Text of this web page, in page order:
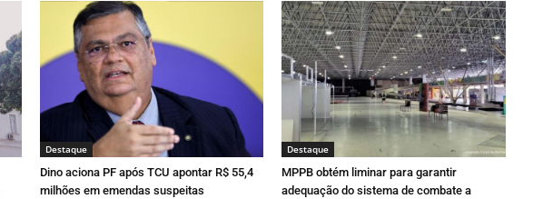
Destaque
Dino aciona PF após TCU apontar R$ 55,4
milhões em emendas suspeitas
Destaque
MPPB obtém liminar para garantir
adequação do sistema de combate a